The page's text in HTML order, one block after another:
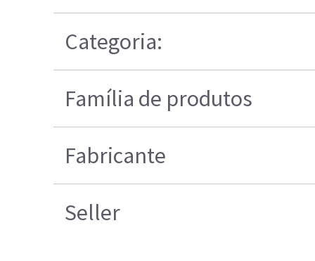
Categoria:
Família de produtos
Fabricante
Seller